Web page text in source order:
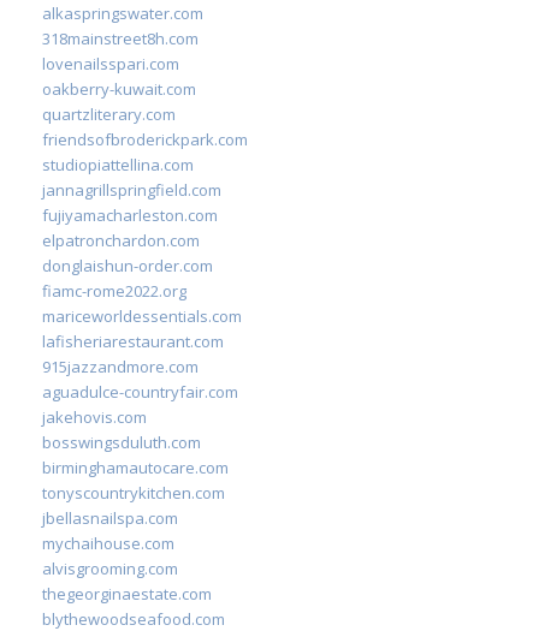
alkaspringswater.com
318mainstreet8h.com
lovenailsspari.com
oakberry-kuwait.com
quartzliterary.com
friendsofbroderickpark.com
studiopiattellina.com
jannagrillspringfield.com
fujiyamacharleston.com
elpatronchardon.com
donglaishun-order.com
fiamc-rome2022.org
mariceworldessentials.com
lafisheriarestaurant.com
915jazzandmore.com
aguadulce-countryfair.com
jakehovis.com
bosswingsduluth.com
birminghamautocare.com
tonyscountrykitchen.com
jbellasnailspa.com
mychaihouse.com
alvisgrooming.com
thegeorginaestate.com
blythewoodseafood.com